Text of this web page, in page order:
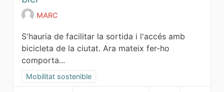
MARC
S'hauria de facilitar la sortida i l'accés amb
bicicleta de la ciutat. Ara mateix fer-ho
comporta...
Resultats al filtrar per la categoria: Mobilitat sostenible
Mobilitat sostenible